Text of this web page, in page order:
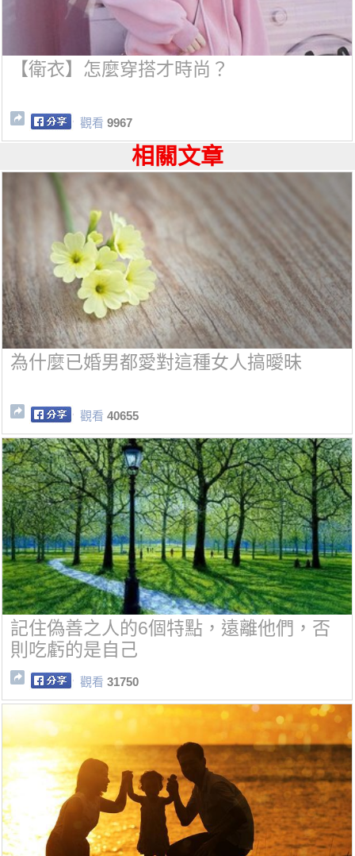
【衛衣】怎麼穿搭才時尚？
觀看 9967
相關文章
為什麼已婚男都愛對這種女人搞曖昧
觀看 40655
記住偽善之人的6個特點，遠離他們，否
則吃虧的是自己
觀看 31750